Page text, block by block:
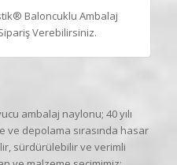
Baloncuklu Ambalaj
Verebilirsiniz.
ambalaj naylonu; 40 yılı
ve depolama sırasında hasar
sürdürülebilir ve verimli